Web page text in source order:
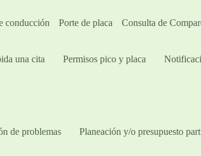
conducción Porte de placa Consulta de
una cita Permisos pico y placa
de problemas Planeación y/o presupuesto